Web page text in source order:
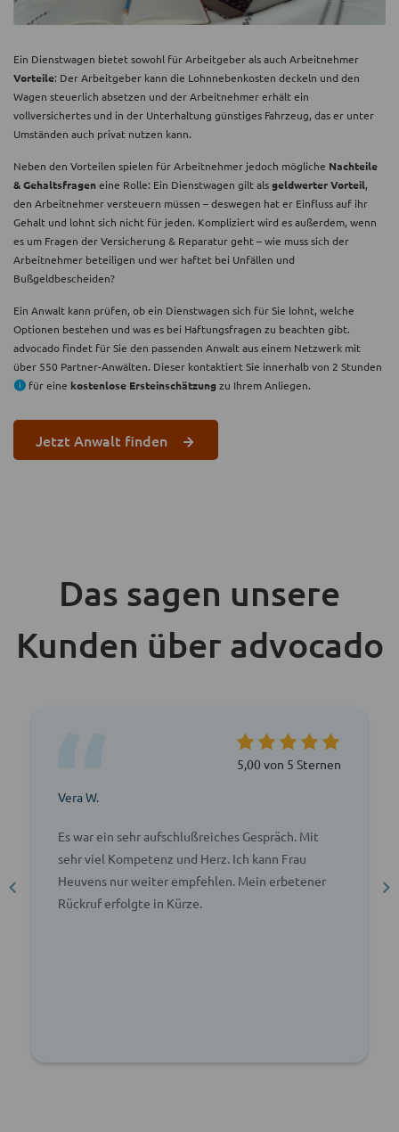
Ein Dienstwagen bietet sowohl für Arbeitgeber als auch Arbeitnehmer
Vorteile: Der Arbeitgeber kann die Lohnnebenkosten deckeln und den
Wagen steuerlich absetzen und der Arbeitnehmer erhält ein
vollversichertes und in der Unterhaltung günstiges Fahrzeug, das er unter
Umständen auch privat nutzen kann.
Neben den Vorteilen spielen für Arbeitnehmer jedoch mögliche Nachteile
& Gehaltsfrageneine Rolle: Ein Dienstwagen gilt alsgeldwerter Vorteil,
den Arbeitnehmer versteuern müssen – deswegen hat er Einfluss auf ihr
Gehalt und lohnt sich nicht für jeden. Kompliziert wird es außerdem, wenn
es um Fragen der Versicherung & Reparatur geht – wie muss sich der
Arbeitnehmer beteiligen und wer haftet bei Unfällen und
Bußgeldbescheiden?
Ein Anwalt kann prüfen, ob ein Dienstwagen sich für Sie lohnt, welche
Optionen bestehen und was es bei Haftungsfragen zu beachten gibt.
advocado findet für Sie den passenden Anwalt aus einem Netzwerk mit
über 550 Partner-Anwälten. Dieser kontaktiert Sie innerhalb von 2 Stunden
für eine kostenlose Ersteinschätzungzu Ihrem Anliegen.
Jetzt Anwalt finden
Das sagen unsere
Kunden über advocado
5,00 von 5 Sternen
Vera W.
Es war ein sehr aufschlußreiches Gespräch. Mit
sehr viel Kompetenz und Herz. Ich kann Frau
Heuvens nur weiter empfehlen. Mein erbetener
Rückruf erfolgte in Kürze.